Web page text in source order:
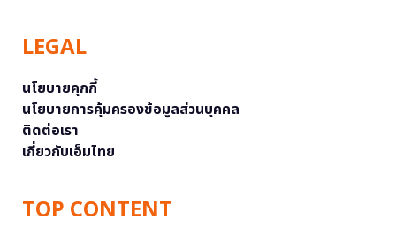
LEGAL
นโยบายคุกกี้
นโยบายการคุ้มครองข้อมูลส่วนบุคคล
ติดต่อเรา
เกี่ยวกับเอ็มไทย
TOP CONTENT